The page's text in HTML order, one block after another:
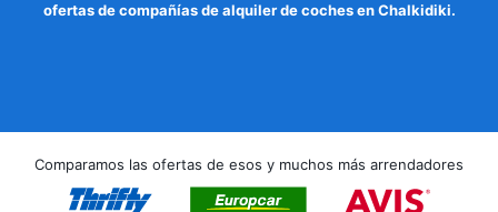
ofertas de compañías de alquiler de coches en Chalkidiki.
Comparamos las ofertas de esos y muchos más arrendadores